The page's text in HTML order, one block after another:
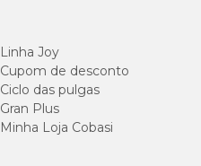
Linha Joy
Cupom de desconto
Ciclo das pulgas
Gran Plus
Minha Loja Cobasi